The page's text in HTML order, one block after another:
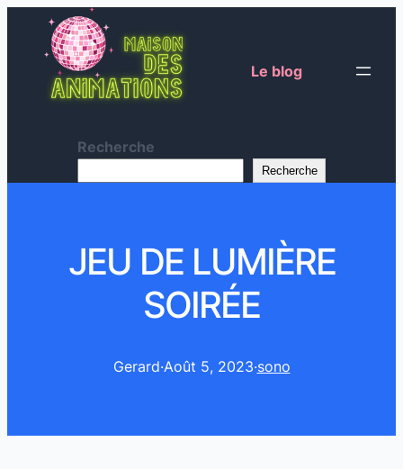
Le blog
Recherche
Recherche
JEU DE LUMIÈRE
SOIRÉE
Gerard·Août 5, 2023·sono